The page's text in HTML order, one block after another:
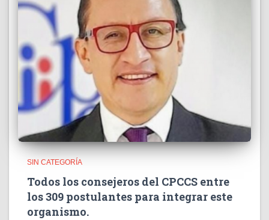
SIN CATEGORÍA
Todos los consejeros del CPCCS entre
los 309 postulantes para integrar este
organismo.